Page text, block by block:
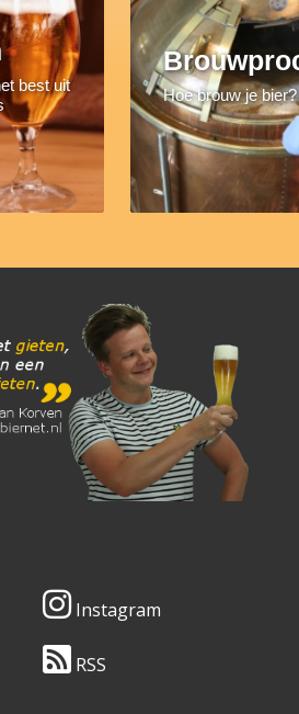
best uit
Hoe brouw je bier?
Instagram
RSS